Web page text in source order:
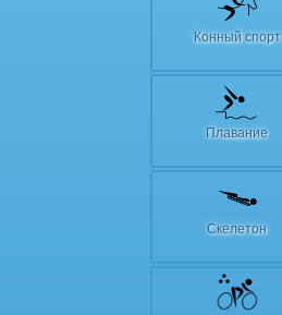
Конный спорт
Плавание
Скелетон